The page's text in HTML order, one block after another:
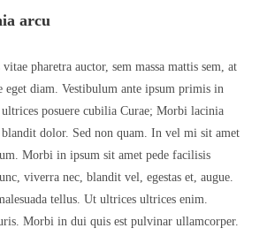
arcu
pharetra auctor, sem massa mattis sem, at
eget diam. Vestibulum ante ipsum primis in
posuere cubilia Curae; Morbi lacinia
blandit dolor. Sed non quam. In vel mi sit amet
Morbi in ipsum sit amet pede facilisis
viverra nec, blandit vel, egestas et, augue.
tellus. Ut ultrices ultrices enim.
Morbi in dui quis est pulvinar ullamcorper.